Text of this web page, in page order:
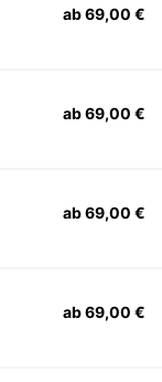
ab 69,00 €
ab 69,00 €
ab 69,00 €
ab 69,00 €